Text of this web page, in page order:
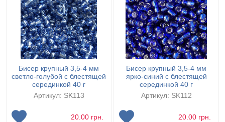
Бисер крупный 3,5-4 мм
светло-голубой с блестящей
серединкой 40 г
Артикул: SK113
20.00 грн.
Бисер крупный 3,5-4 мм
ярко-синий с блестящей
серединкой 40 г
Артикул: SK112
20.00 грн.